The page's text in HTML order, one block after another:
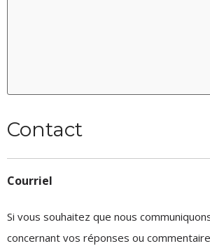
Contact
Courriel
Si vous souhaitez que nous
concernant vos réponses ou